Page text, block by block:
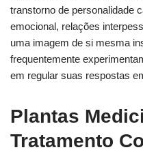
transtorno de personalidade
emocional, relações
uma imagem de si mesma
frequentemente
em regular suas respostas
Plantas
Tratamento